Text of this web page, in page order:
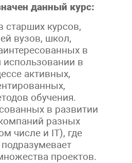
данный курс:
старших курсов,
вузов, школ,
в
в
активных,
обучения.
в развитии
разных
числе и IT), где
проектов.